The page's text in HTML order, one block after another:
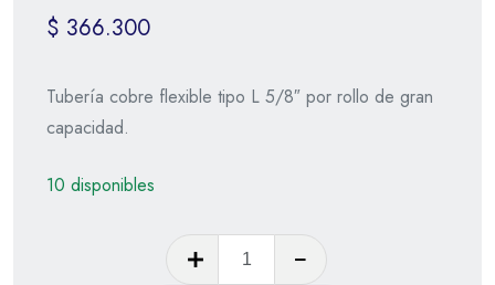
$ 366.300
Tubería cobre flexible tipo L 5/8″ por rollo de gran
capacidad.
10 disponibles